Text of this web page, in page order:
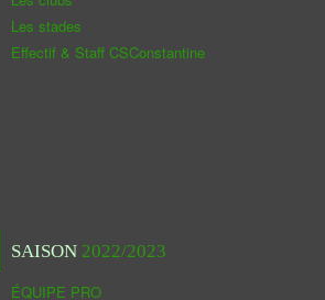
Les stades
Effectif & Staff CSConstantine
SAISON 2022/2023
ÉQUIPE PRO